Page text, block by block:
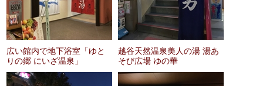
広い館内で地下浴室「ゆと
りの郷 にいざ温泉」
越谷天然温泉美人の湯 湯あ
そび広場 ゆの華